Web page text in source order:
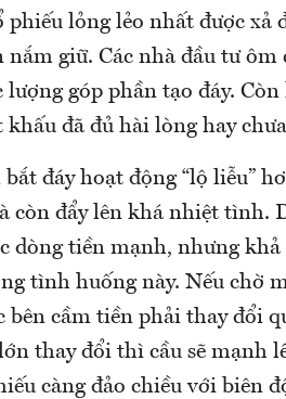
phiếu lỏng lẻo nhất được xả
nắm giữ. Các nhà đầu tư
lượng góp phần tạo đáy.
đã đủ hài lòng hay
đáy hoạt động “lộ liễu”
còn đẩy lên khá nhiệt tình.
dòng tiền mạnh, nhưng
tình huống này. Nếu chờ
bên cầm tiền phải thay đổi
thay đổi thì cầu sẽ mạnh
càng đảo chiều với biên